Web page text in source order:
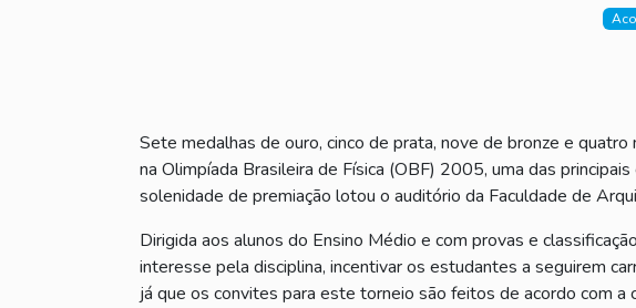
Sete medalhas de ouro, cinco de prata, nove de bronze e
na Olimpíada Brasileira de Física (OBF) 2005, uma das
solenidade de premiação lotou o auditório da Faculdade de
Dirigida aos alunos do Ensino Médio e com provas e
interesse pela disciplina, incentivar os estudantes a seguirem
já que os convites para este torneio são feitos de acordo com a